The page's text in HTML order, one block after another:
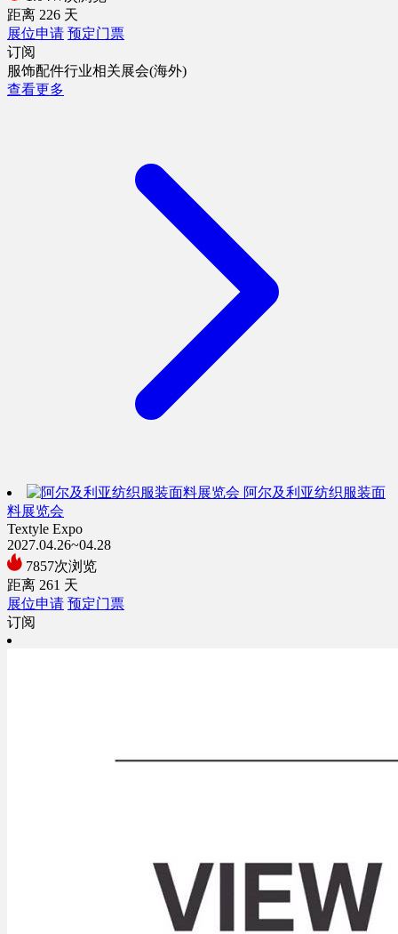
距离 226 天
展位申请 预定门票
订阅
服饰配件行业相关展会(海外)
查看更多
阿尔及利亚纺织服装面
料展览会
Textyle Expo
2027.04.26~04.28
7857次浏览
距离 261 天
展位申请 预定门票
订阅